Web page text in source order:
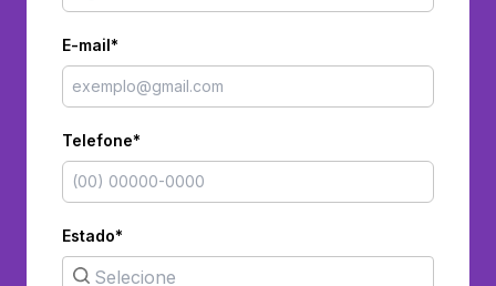
E-mail*
Telefone*
Estado*